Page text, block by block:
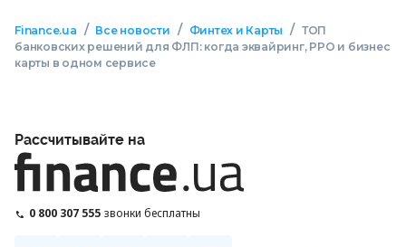
Finance.ua / Все новости / Финтех и Карты / ТОП
банковских решений для ФЛП: когда эквайринг, РРО и бизнес
карты в одном сервисе
Рассчитывайте на
0 800 307 555 звонки бесплатны